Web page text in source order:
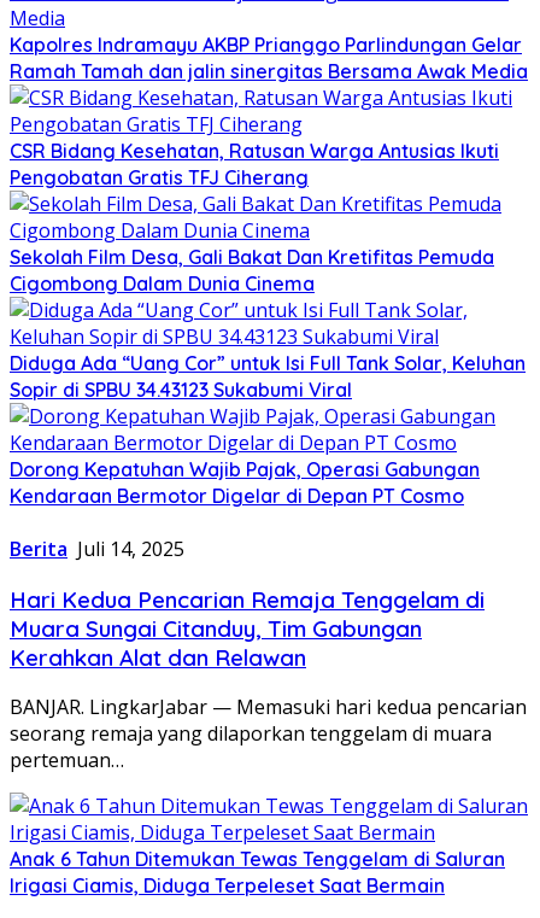
Kapolres Indramayu AKBP Prianggo Parlindungan Gelar
Ramah Tamah dan jalin sinergitas Bersama Awak Media
CSR Bidang Kesehatan, Ratusan Warga Antusias Ikuti
Pengobatan Gratis TFJ Ciherang
Sekolah Film Desa, Gali Bakat Dan Kretifitas Pemuda
Cigombong Dalam Dunia Cinema
Diduga Ada “Uang Cor” untuk Isi Full Tank Solar, Keluhan
Sopir di SPBU 34.43123 Sukabumi Viral
Dorong Kepatuhan Wajib Pajak, Operasi Gabungan
Kendaraan Bermotor Digelar di Depan PT Cosmo
Berita Juli 14, 2025
Hari Kedua Pencarian Remaja Tenggelam di
Muara Sungai Citanduy, Tim Gabungan
Kerahkan Alat dan Relawan
BANJAR. LingkarJabar — Memasuki hari kedua pencarian
seorang remaja yang dilaporkan tenggelam di muara
pertemuan…
Anak 6 Tahun Ditemukan Tewas Tenggelam di Saluran
Irigasi Ciamis, Diduga Terpeleset Saat Bermain